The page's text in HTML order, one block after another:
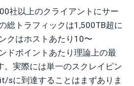
社以上のクライアントにサー
総トラフィックは1,500TB超に
クはホストあたり10〜
ドポイントあたり理論上の最
実際には単一のスクレイピン
sに到達することはまずありま